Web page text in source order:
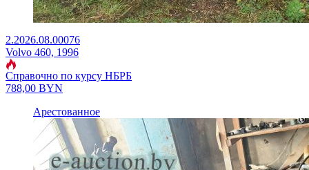
2.2026.08.00076
Volvo 460, 1996
Справочно по курсу НБРБ
788,00 BYN
Арестованное